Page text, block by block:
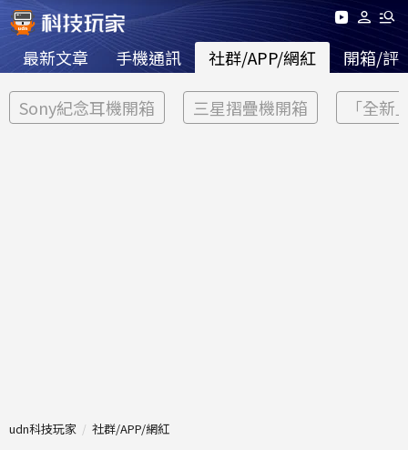
最新文章 手機通訊 社群/APP/網紅 開箱/評
Sony紀念耳機開箱 三星摺疊機開箱 「全新
udn科技玩家 社群/APP/網紅